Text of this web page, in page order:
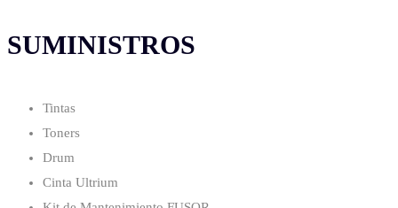
SUMINISTROS
Tintas
Toners
Drum
Cinta Ultrium